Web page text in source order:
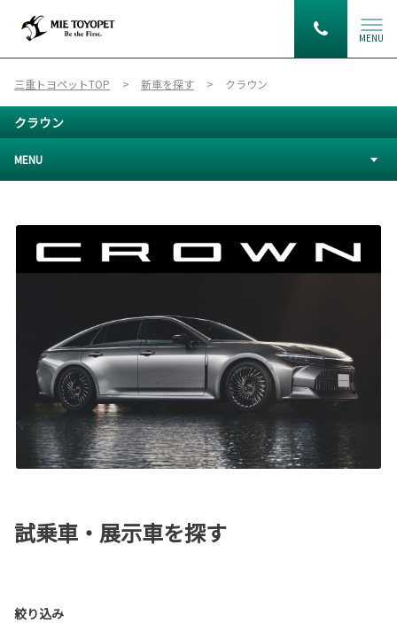
MENU
三重トヨペットTOP 新車を探す クラウン
クラウン
MENU
試乗車・展示車を探す
絞り込み